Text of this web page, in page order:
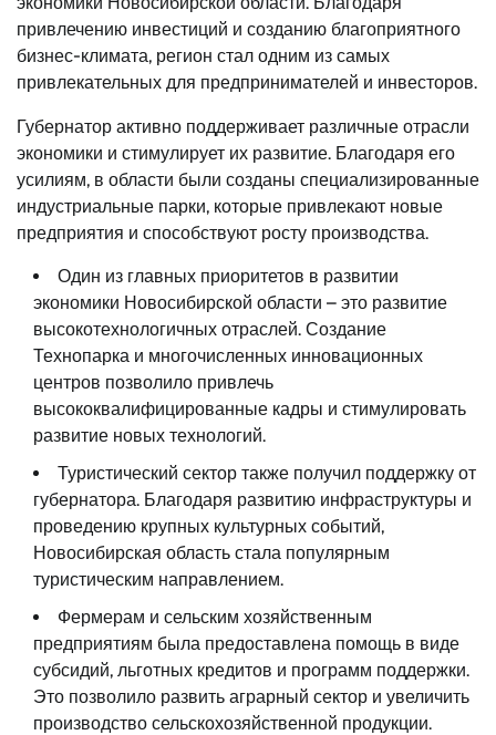
привлечению инвестиций и созданию благоприятного
бизнес-климата, регион стал одним из самых
привлекательных для предпринимателей и инвесторов.
Губернатор активно поддерживает различные отрасли
экономики и стимулирует их развитие. Благодаря его
усилиям, в области были созданы специализированные
индустриальные парки, которые привлекают новые
предприятия и способствуют росту производства.
Один из главных приоритетов в развитии
экономики Новосибирской области – это развитие
высокотехнологичных отраслей. Создание
Технопарка и многочисленных инновационных
центров позволило привлечь
высококвалифицированные кадры и стимулировать
развитие новых технологий.
Туристический сектор также получил поддержку от
губернатора. Благодаря развитию инфраструктуры и
проведению крупных культурных событий,
Новосибирская область стала популярным
туристическим направлением.
Фермерам и сельским хозяйственным
предприятиям была предоставлена помощь в виде
субсидий, льготных кредитов и программ поддержки.
Это позволило развить аграрный сектор и увеличить
производство сельскохозяйственной продукции.